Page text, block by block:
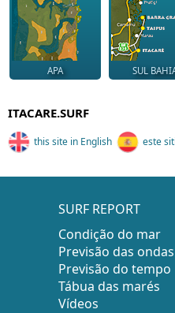
APA SUL
ITACARE.SURF
this site in English este
SURF REPORT
Condição do mar
Previsão das ondas
Previsão do tempo
Tábua das marés
Vídeos